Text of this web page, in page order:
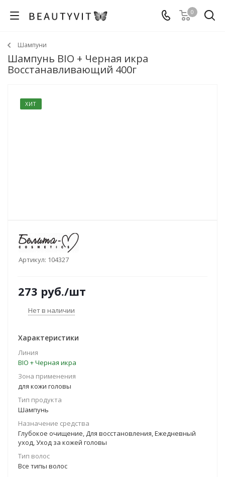
0
Шампуни
Шампунь BIO + Черная икра
Восстанавливающий 400г
ХИТ
Артикул: 104327
273 руб./шт
Нет в наличии
Характеристики
Линия
BIO + Черная икра
Зона применения
для кожи головы
Тип продукта
Шампунь
Назначение средства
Глубокое очищение, Для восстановления, Ежедневный
уход, Уход за кожей головы
Тип волос
Все типы волос